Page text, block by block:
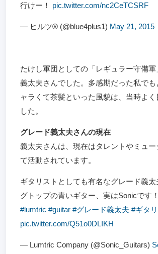
行けー！ pic.twitter.com/nc2CeTCSRF
— ヒルツ® (@blue4plus1) May 21, 2015
たけし軍団としての「レギュラー守備
義太夫さんでした。多感期だった私でも
ャラくて茶髪といった風貌は、当時よく
した。
グレード義太夫さんの現在
義太夫さんは、現在はタレントやミュー
て活動されています。
ギタリストとしても有名なグレード義太
グトップの青いギター、実はSonicです！
#lumtric #guitar #グレード義太夫 #ギタ
pic.twitter.com/Q51o0DLIKH
— Lumtric Company (@Sonic_Guitars)